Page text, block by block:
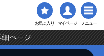
お気に入り マイページ メニュー
細ページ